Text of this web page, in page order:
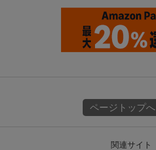
ページトップへ
関連サイト